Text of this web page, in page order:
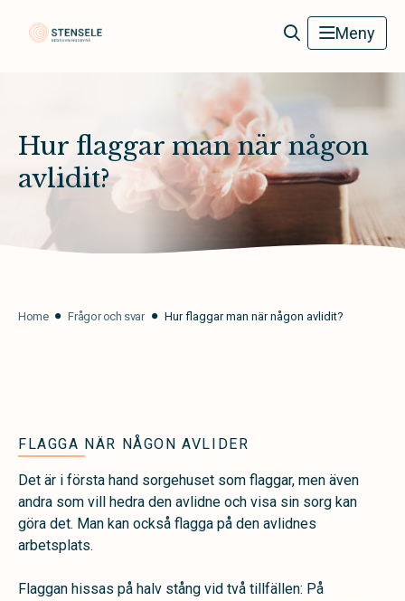
Meny
Hur flaggar man när någon
avlidit?
Home Frågor och svar Hur flaggar man när någon avlidit?
FLAGGA NÄR NÅGON AVLIDER
Det är i första hand sorgehuset som flaggar, men även
andra som vill hedra den avlidne och visa sin sorg kan
göra det. Man kan också flagga på den avlidnes
arbetsplats.
Flaggan hissas på halv stång vid två tillfällen: På